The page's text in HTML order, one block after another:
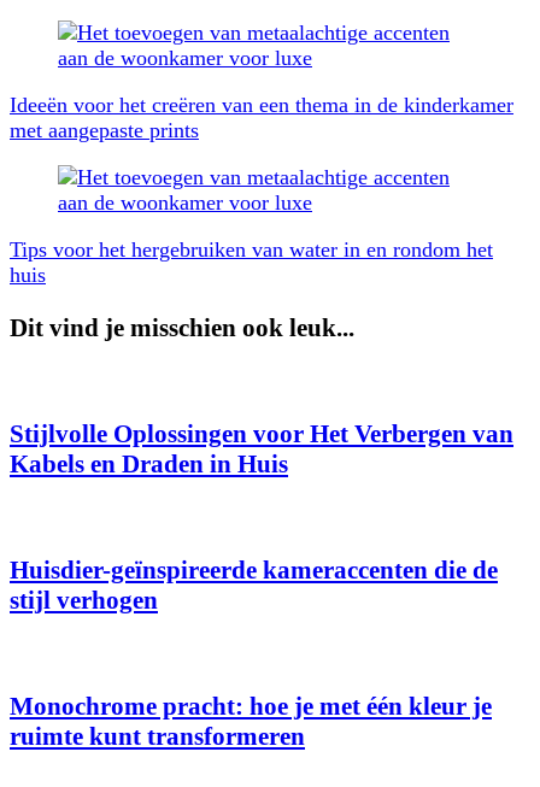
Berichtnavigatie
Ideeën voor het creëren van een thema in de kinderkamer
met aangepaste prints
Tips voor het hergebruiken van water in en rondom het
huis
Dit vind je misschien ook leuk...
Stijlvolle Oplossingen voor Het Verbergen van
Kabels en Draden in Huis
Huisdier-geïnspireerde kameraccenten die de
stijl verhogen
Monochrome pracht: hoe je met één kleur je
ruimte kunt transformeren